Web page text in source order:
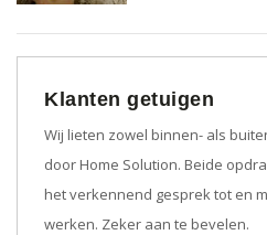
Klanten getuigen
Wij lieten zowel binnen- als
door Home Solution. Beide
het verkennend gesprek tot en
werken. Zeker aan te bevelen.